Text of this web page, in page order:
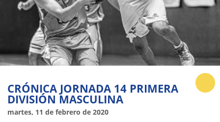
CRÓNICA JORNADA 14 PRIMERA
DIVISIÓN MASCULINA
martes, 11 de febrero de 2020